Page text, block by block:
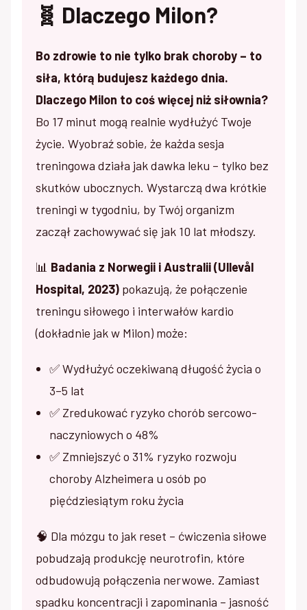
🧬 Dlaczego Milon?
Bo zdrowie to nie tylko brak choroby – to
siła, którą budujesz każdego dnia.
Dlaczego Milon to coś więcej niż siłownia?
Bo 17 minut mogą realnie wydłużyć Twoje
życie. Wyobraź sobie, że każda sesja
treningowa działa jak dawka leku – tylko bez
skutków ubocznych. Wystarczą dwa krótkie
treningi w tygodniu, by Twój organizm
zaczął zachowywać się jak 10 lat młodszy.
📊 Badania z Norwegii i Australii (Ullevål
Hospital, 2023) pokazują, że połączenie
treningu siłowego i interwałów kardio
(dokładnie jak w Milon) może:
✅ Wydłużyć oczekiwaną długość życia o
3–5 lat
✅ Zredukować ryzyko chorób sercowo-
naczyniowych o 48%
✅ Zmniejszyć o 31% ryzyko rozwoju
choroby Alzheimera u osób po
pięćdziesiątym roku życia
🧠 Dla mózgu to jak reset – ćwiczenia siłowe
pobudzają produkcję neurotrofin, które
odbudowują połączenia nerwowe. Zamiast
spadku koncentracji i zapominania – jasność